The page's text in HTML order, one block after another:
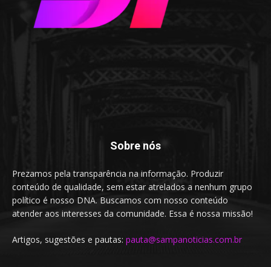
Sobre nós
Prezamos pela transparência na informação. Produzir
conteúdo de qualidade, sem estar atrelados a nenhum grupo
político é nosso DNA. Buscamos com nosso conteúdo
atender aos interesses da comunidade. Essa é nossa missão!
Artigos, sugestões e pautas: pauta@sampanoticias.com.br